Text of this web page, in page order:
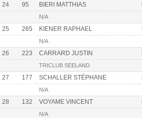
24 95 BIERI MATTHIAS
N/A
25 265 KIENER RAPHAEL
N/A
26 223 CARRARD JUSTIN
TRICLUB SEELAND
27 177 SCHALLER STÉPHANE
N/A
28 132 VOYAME VINCENT
N/A